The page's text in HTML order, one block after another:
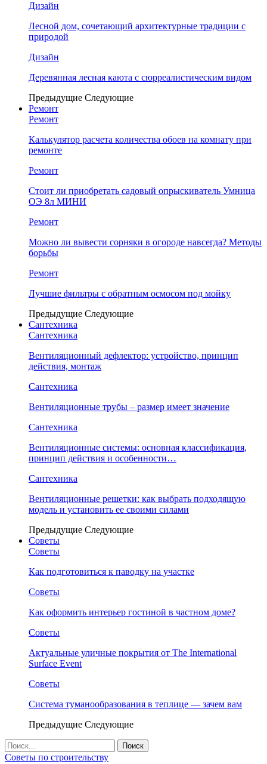
Дизайн
Лесной дом, сочетающий архитектурные традиции с
природой
Дизайн
Деревянная лесная каюта с сюрреалистическим видом
Предыдущие Следующие
Ремонт
Ремонт
Калькулятор расчета количества обоев на комнату при
ремонте
Ремонт
Стоит ли приобретать садовый опрыскиватель Умница
ОЭ 8л МИНИ
Ремонт
Можно ли вывести сорняки в огороде навсегда? Методы
борьбы
Ремонт
Лучшие фильтры с обратным осмосом под мойку
Предыдущие Следующие
Сантехника
Сантехника
Вентиляционный дефлектор: устройство, принцип
действия, монтаж
Сантехника
Вентиляционные трубы – размер имеет значение
Сантехника
Вентиляционные системы: основная классификация,
принцип действия и особенности…
Сантехника
Вентиляционные решетки: как выбрать подходящую
модель и установить ее своими силами
Предыдущие Следующие
Советы
Советы
Как подготовиться к паводку на участке
Советы
Как оформить интерьер гостиной в частном доме?
Советы
Актуальные уличные покрытия от The International
Surface Event
Советы
Система туманообразования в теплице — зачем вам
Предыдущие Следующие
Советы по строительству